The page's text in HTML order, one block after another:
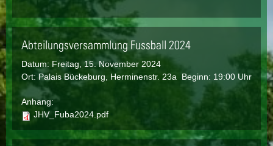
Abteilungsversammlung Fussball 2024
Datum: Freitag, 15. November 2024
Ort: Palais Bückeburg, Herminenstr. 23a Beginn: 19:00 Uhr
Anhang:
JHV_Fuba2024.pdf